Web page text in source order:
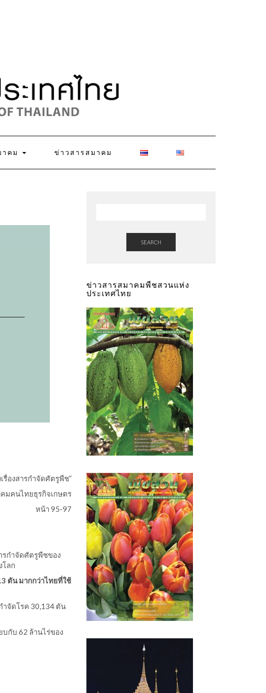
าคม ข่าวสารสมาคม
เรื่องสารกำจัดศัตรูพืช”
มคนไทยธุรกิจเกษตร
หน้า 95-97
รกำจัดศัตรูพืชของ
โลก
ตัน มากกว่าไทยที่ใช้
ำจัดโรค 30,134 ตัน
บกับ 62 ล้านไร่ของ
SEARCH
ข่าวสารสมาคมพืชสวนแห่ง
ประเทศไทย